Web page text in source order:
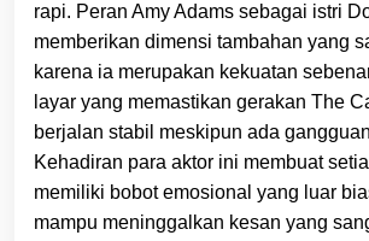
rapi. Peran Amy Adams sebagai istri
memberikan dimensi tambahan yang
karena ia merupakan kekuatan
layar yang memastikan gerakan The
berjalan stabil meskipun ada
Kehadiran para aktor ini membuat
memiliki bobot emosional yang luar
mampu meninggalkan kesan yang